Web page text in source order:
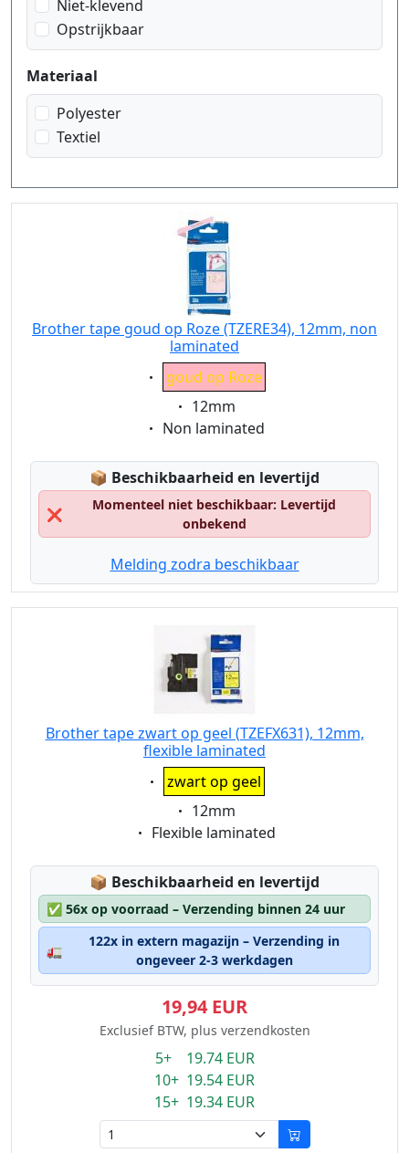
Niet-klevend
Opstrijkbaar
Materiaal
Polyester
Textiel
Brother tape goud op Roze (TZERE34), 12mm, non
laminated
Eigenschaft:
goud op Roze
Eigenschaft:
12mm
Eigenschaft:
Non laminated
📦 Lagerstatus:
Beschikbaarheid en levertijd
❌
Momenteel niet beschikbaar: Levertijd
onbekend
Melding zodra beschikbaar
Brother tape zwart op geel (TZEFX631), 12mm,
flexible laminated
Eigenschaft:
zwart op geel
Eigenschaft:
12mm
Eigenschaft:
Flexible laminated
📦 Lagerstatus:
Beschikbaarheid en levertijd
✅ 56x op voorraad – Verzending binnen 24 uur
🚛
122x in extern magazijn – Verzending in
ongeveer 2-3 werkdagen
19,94 EUR
Exclusief BTW, plus verzendkosten
5+ 19.74 EUR
10+ 19.54 EUR
15+ 19.34 EUR